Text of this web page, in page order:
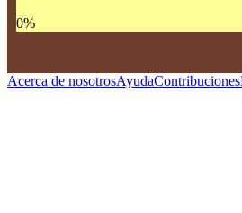
0%
Acerca de nosotrosAyudaContribuciones